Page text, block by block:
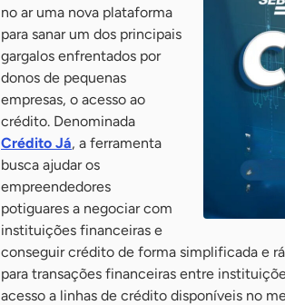
no ar uma nova plataforma
para sanar um dos principais
gargalos enfrentados por
donos de pequenas
empresas, o acesso ao
crédito. Denominada
Crédito Já, a ferramenta
busca ajudar os
empreendedores
potiguares a negociar com
instituições financeiras e
conseguir crédito de forma simplificada e
para transações financeiras entre
acesso a linhas de crédito disponíveis no